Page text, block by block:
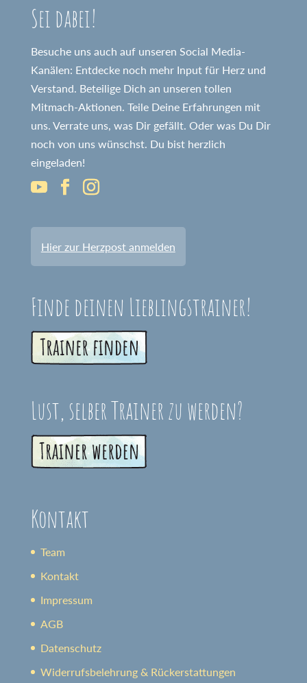
Sei dabei!
Besuche uns auch auf unseren Social Media-
Kanälen: Entdecke noch mehr Input für Herz und
Verstand. Beteilige Dich an unseren tollen
Mitmach-Aktionen. Teile Deine Erfahrungen mit
uns. Verrate uns, was Dir gefällt. Oder was Du Dir
noch von uns wünschst. Du bist herzlich
eingeladen!
Hier zur Herzpost anmelden
Finde deinen Lieblingstrainer!
Lust, selber Trainer zu werden?
Kontakt
Team
Kontakt
Impressum
AGB
Datenschutz
Widerrufsbelehrung & Rückerstattungen